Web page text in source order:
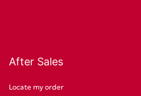
After Sales
Locate my order